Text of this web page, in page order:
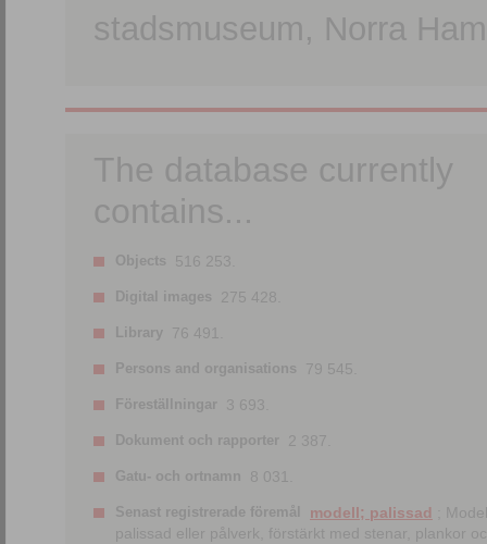
stadsmuseum, Norra
The database currently
contains...
Objects 516 253.
Digital images 275 428.
Library 76 491.
Persons and organisations 79 545.
Föreställningar 3 693.
Dokument och rapporter 2 387.
Gatu- och ortnamn 8 031.
Senast registrerade föremål modell; palissad
;
palissad eller pålverk, förstärkt med stenar, plankor